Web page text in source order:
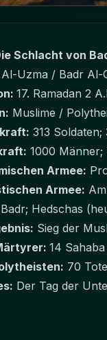
Schlacht von
Uzma / Badr Al-
17. Ramadan 2
Muslime /
313
1000 Männer;
Armee:
Armee:
Badr; Hedschas
Sieg der
70